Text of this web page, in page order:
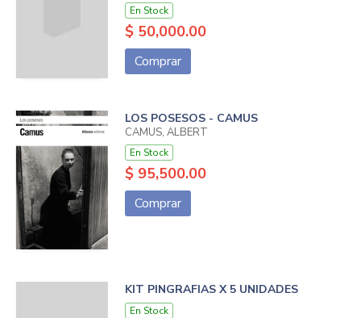
En Stock
$ 50,000.00
Comprar
LOS POSESOS - CAMUS
CAMUS, ALBERT
En Stock
$ 95,500.00
Comprar
KIT PINGRAFIAS X 5 UNIDADES
En Stock